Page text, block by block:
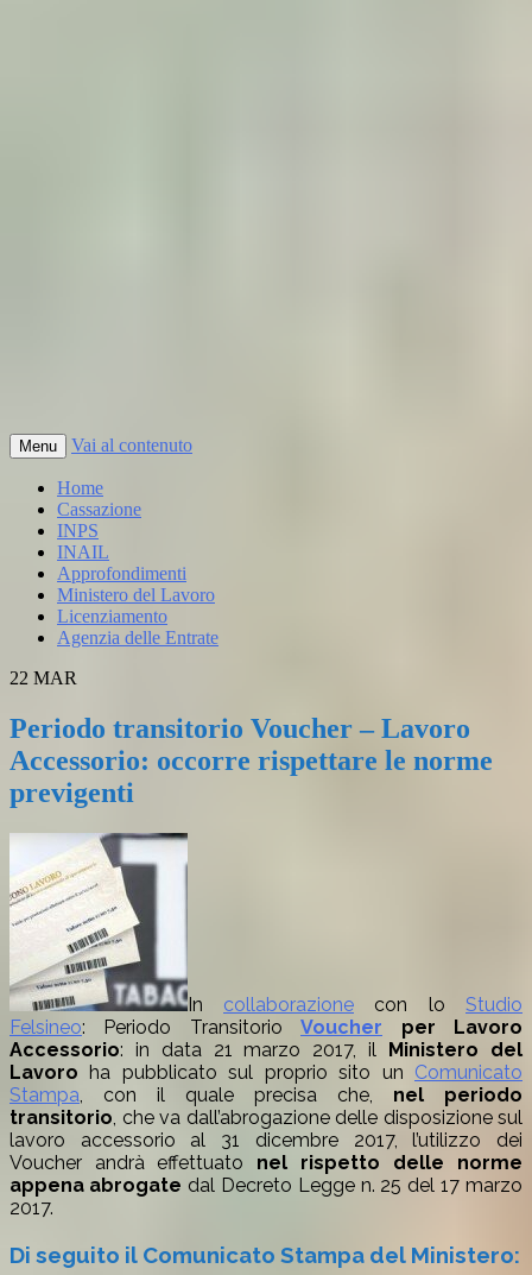
Menu Vai al contenuto
Home
Cassazione
INPS
INAIL
Approfondimenti
Ministero del Lavoro
Licenziamento
Agenzia delle Entrate
22 MAR
Periodo transitorio Voucher – Lavoro
Accessorio: occorre rispettare le norme
previgenti
In collaborazione con lo Studio
Felsineo: Periodo Transitorio Voucher per Lavoro
Accessorio: in data 21 marzo 2017, il Ministero del
Lavoro ha pubblicato sul proprio sito un Comunicato
Stampa, con il quale precisa che, nel periodo
transitorio, che va dall’abrogazione delle disposizione sul
lavoro accessorio al 31 dicembre 2017, l’utilizzo dei
Voucher andrà effettuato nel rispetto delle norme
appena abrogate dal Decreto Legge n. 25 del 17 marzo
2017.
Di seguito il Comunicato Stampa del Ministero: